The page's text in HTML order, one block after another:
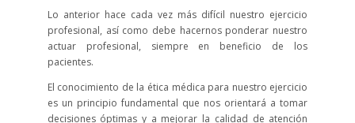
Lo anterior hace cada vez más difícil nuestro ejercicio
profesional, así como debe hacernos ponderar nuestro
actuar profesional, siempre en beneficio de los
pacientes.
El conocimiento de la ética médica para nuestro ejercicio
es un principio fundamental que nos orientará a tomar
decisiones óptimas y a mejorar la calidad de atención